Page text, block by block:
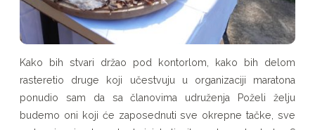
Kako bih stvari držao pod kontorlom, kako bih delom
rasteretio druge koji učestvuju u organizaciji maratona
ponudio sam da sa članovima udruženja Poželi želju
budemo oni koji će zaposednuti sve okrepne tačke, sve